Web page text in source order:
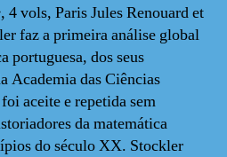
, 4 vols, Paris Jules Renouard et
faz a primeira análise global
portuguesa, dos seus
Academia das Ciências
aceite e repetida sem
da matemática
do século XX. Stockler